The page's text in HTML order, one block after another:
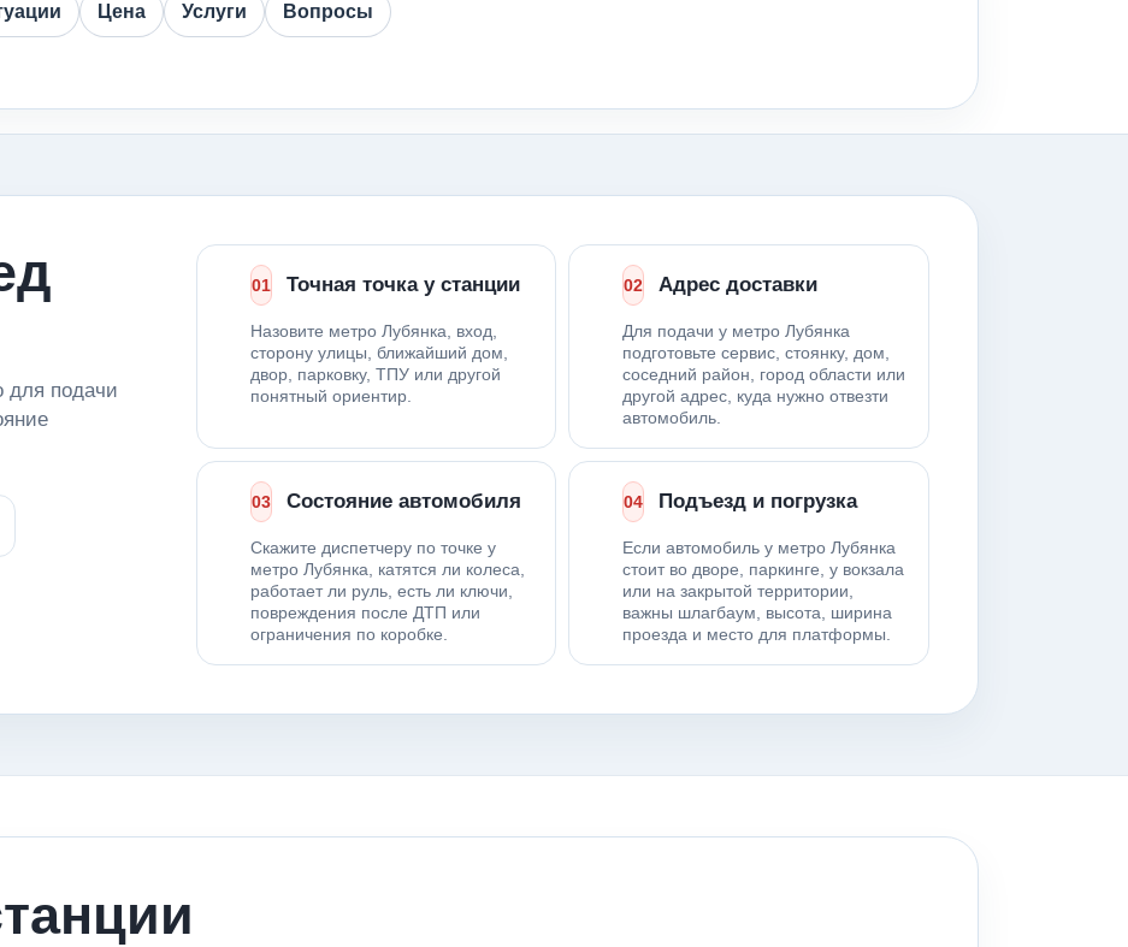
Цена Услуги Вопросы
для подачи
01 Точная точка у станции
Назовите метро Лубянка, вход,
сторону улицы, ближайший дом,
двор, парковку, ТПУ или другой
понятный ориентир.
02 Адрес доставки
Для подачи у метро Лубянка
подготовьте сервис, стоянку, дом,
соседний район, город области или
другой адрес, куда нужно отвезти
автомобиль.
03 Состояние автомобиля
Скажите диспетчеру по точке у
метро Лубянка, катятся ли колеса,
работает ли руль, есть ли ключи,
повреждения после ДТП или
ограничения по коробке.
04 Подъезд и погрузка
Если автомобиль у метро Лубянка
стоит во дворе, паркинге, у вокзала
или на закрытой территории,
важны шлагбаум, высота, ширина
проезда и место для платформы.